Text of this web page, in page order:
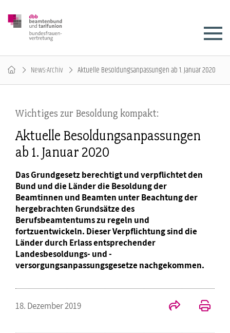
News-Archiv Aktuelle Besoldungsanpassungen ab 1. Januar 2020
Wichtiges zur Besoldung kompakt:
Aktuelle Besoldungsanpassungen
ab 1. Januar 2020
Das Grundgesetz berechtigt und verpflichtet den
Bund und die Länder die Besoldung der
Beamtinnen und Beamten unter Beachtung der
hergebrachten Grundsätze des
Berufsbeamtentums zu regeln und
fortzuentwickeln. Dieser Verpflichtung sind die
Länder durch Erlass entsprechender
Landesbesoldungs- und -
versorgungsanpassungsgesetze nachgekommen.
18. Dezember 2019